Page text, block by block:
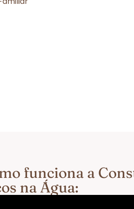
funciona a
na Água: